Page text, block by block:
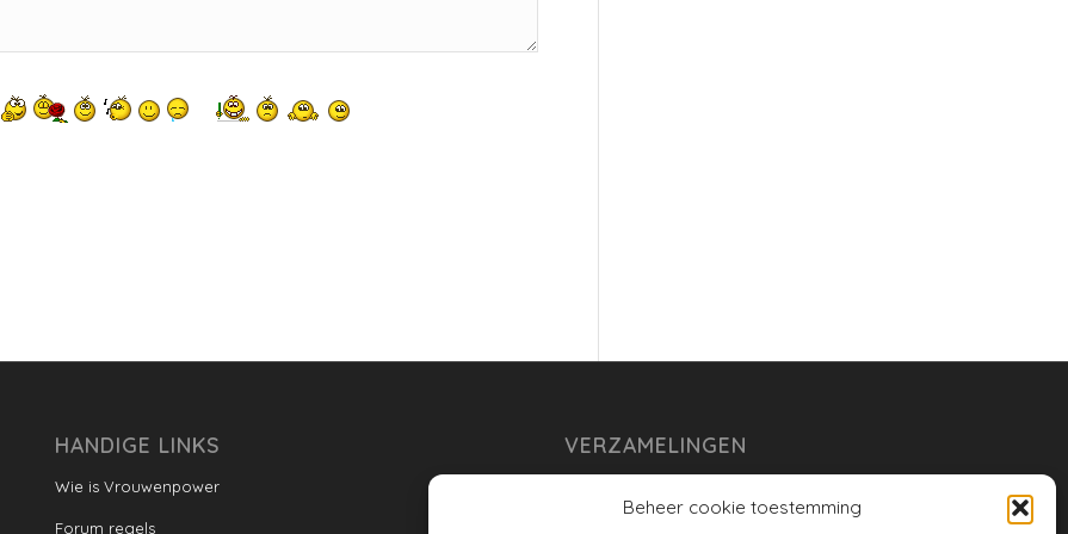
Beheer cookie toestemming
HANDIGE LINKS
Wie is Vrouwenpower
Forum regels
VERZAMELINGEN